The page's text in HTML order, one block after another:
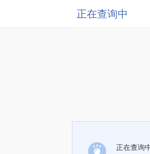
正在查询中
正在查询